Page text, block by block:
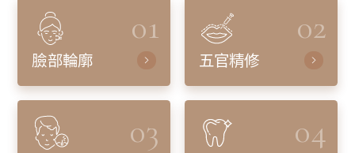
01
臉部輪廓
02
五官精修
03 04